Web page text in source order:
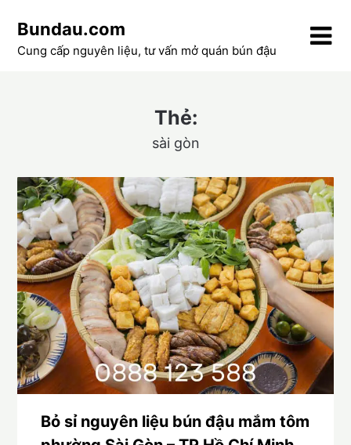
content
Bundau.com
Cung cấp nguyên liệu, tư vấn mở quán bún đậu
Thẻ:
sài gòn
Bỏ sỉ nguyên liệu bún đậu mắm tôm